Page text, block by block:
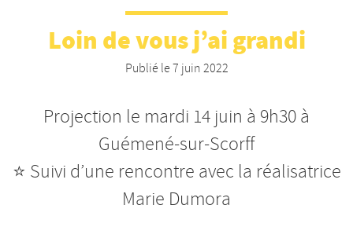
Nos productions et +
Loin de vous j’ai grandi
Publié le7 juin 2022
Projection le mardi 14 juin à 9h30 à
Guémené-sur-Scorff
⭐ Suivi d’une rencontre avec la réalisatrice
Marie Dumora